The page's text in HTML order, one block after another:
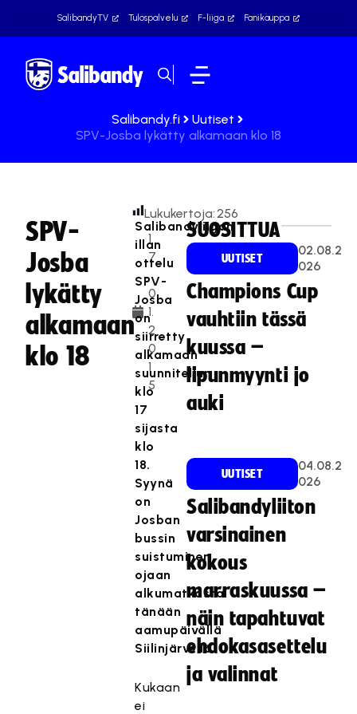
SalibandyTV Tulospalvelu F-liiga Fanikauppa
Salibandy.fi
Uutiset
SPV-Josba lykätty alkamaan klo 18
SPV-
Josba
lykätty
alkamaan
klo 18
1
7
.
0
1.
2
0
1
5
Lukukertoja:256
Salibandyliigan
illan
ottelu
SPV-
Josba
on
siirretty
alkamaan
suunnitellun
klo
17
sijasta
klo
18.
Syynä
on
Josban
bussin
suistuminen
ojaan
alkumatkasta
tänään
aamupäivällä
Siilinjärvellä.
Kukaan
ei
SUOSITTUA
UUTISET
02.08.2
026
Champions Cup
vauhtiin tässä
kuussa –
lipunmyynti jo
auki
UUTISET
04.08.2
026
Salibandyliiton
varsinainen
kokous
marraskuussa –
näin tapahtuvat
ehdokasasettelu
ja valinnat